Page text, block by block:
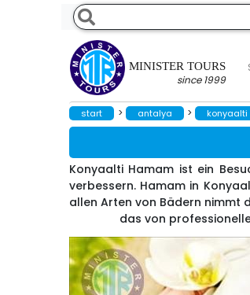
MINISTER TOURS
since 1999
start > antalya > konyaalti
Konyaalti Hamam ist ein
verbessern. Hamam in
allen Arten von Bädern nimmt
das von